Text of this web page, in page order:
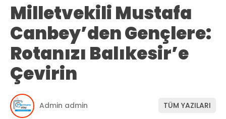
Milletvekili Mustafa
Canbey’den Gençlere:
Rotanızı Balıkesir’e
Çevirin
Admin admin TÜM YAZILARI